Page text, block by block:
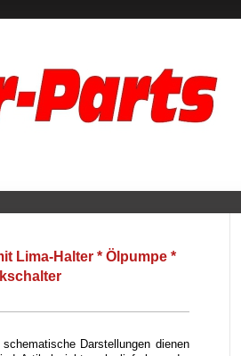
Lima-Halter * Ölpumpe *
Darstellungen dienen